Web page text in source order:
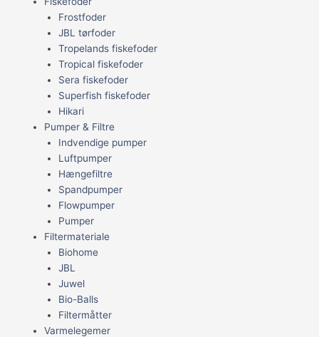
Frostfoder
JBL tørfoder
Tropelands fiskefoder
Tropical fiskefoder
Sera fiskefoder
Superfish fiskefoder
Hikari
Pumper & Filtre
Indvendige pumper
Luftpumper
Hængefiltre
Spandpumper
Flowpumper
Pumper
Filtermateriale
Biohome
JBL
Juwel
Bio-Balls
Filtermåtter
Varmelegemer